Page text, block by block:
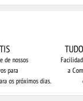
de nossos
para
os próximos dias.
a